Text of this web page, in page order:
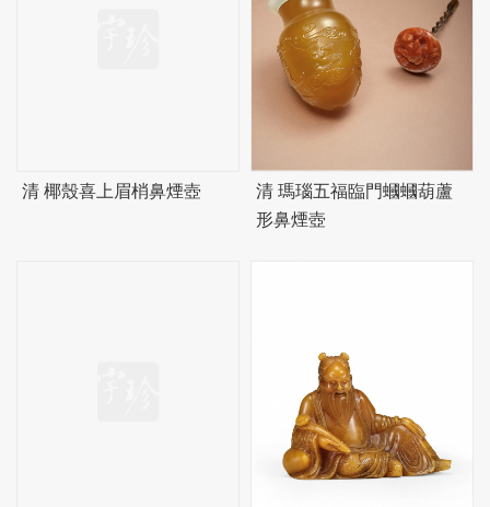
清 椰殼喜上眉梢鼻煙壺
清 瑪瑙五福臨門蟈蟈葫蘆
形鼻煙壺